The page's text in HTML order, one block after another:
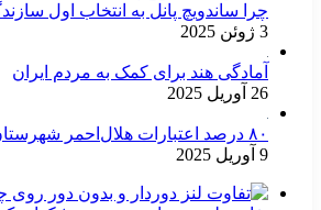
چرا ساندویچ پانل به انتخاب اول
3 ژوئن 2025
آمادگی هند برای کمک به مردم ایران
26 آوریل 2025
۸۰ درصد اعتبارات هلال‌احمر شهرستان دشتی تخصیص یافت
9 آوریل 2025